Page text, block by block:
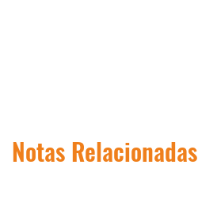
Notas Relacionadas